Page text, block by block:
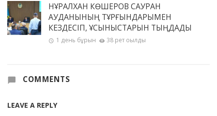
НҰРАЛХАН КӨШЕРОВ САУРАН
АУДАНЫНЫҢ ТҰРҒЫНДАРЫМЕН
КЕЗДЕСІП, ҰСЫНЫСТАРЫН ТЫҢДАДЫ
1 день бұрын 38 рет оқылды
COMMENTS
LEAVE A REPLY